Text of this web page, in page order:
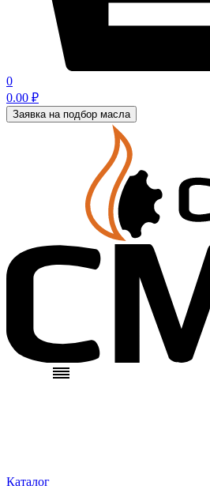
0
0.00 ₽
Заявка на подбор масла
Каталог